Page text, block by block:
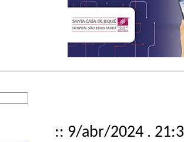
:: 9/abr/2024 .